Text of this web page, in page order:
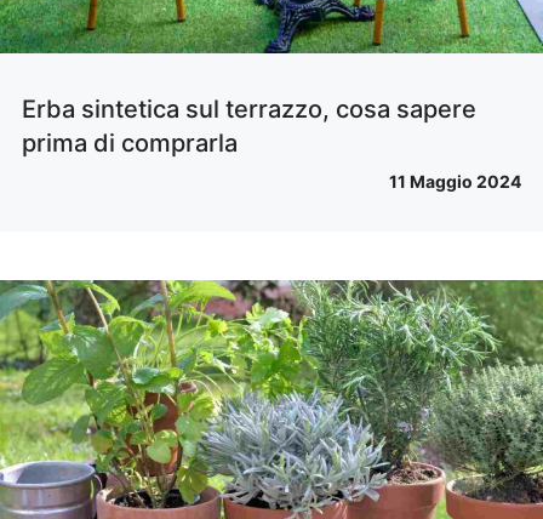
Erba sintetica sul terrazzo, cosa sapere
prima di comprarla
11 Maggio 2024